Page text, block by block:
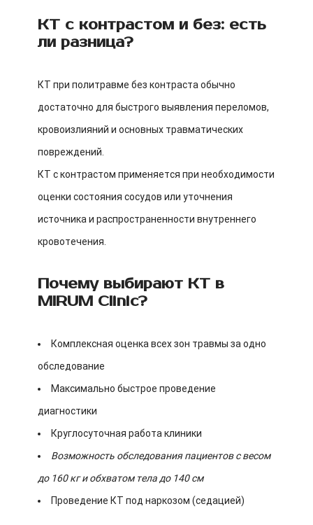
КТ с контрастом и без: есть
ли разница?
КТ при политравме без контраста обычно
достаточно для быстрого выявления переломов,
кровоизлияний и основных травматических
повреждений.
КТ с контрастом применяется при необходимости
оценки состояния сосудов или уточнения
источника и распространенности внутреннего
кровотечения.
Почему выбирают КТ в
MIRUM Clinic?
Комплексная оценка всех зон травмы за одно
обследование
Максимально быстрое проведение
диагностики
Круглосуточная работа клиники
Возможность обследования пациентов с весом
до 160 кг и обхватом тела до 140 см
Проведение КТ под наркозом (седацией)